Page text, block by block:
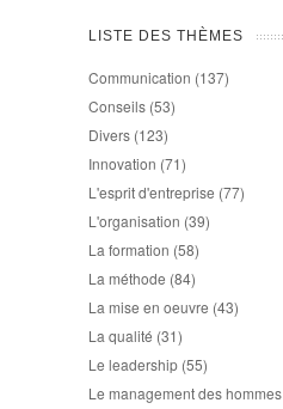
LISTE DES THÈMES
Communication (137)
Conseils (53)
Divers (123)
Innovation (71)
L'esprit d'entreprise (77)
L'organisation (39)
La formation (58)
La méthode (84)
La mise en oeuvre (43)
La qualité (31)
Le leadership (55)
Le management des hommes